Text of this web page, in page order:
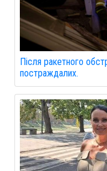
Після ракетного
постраждалих.